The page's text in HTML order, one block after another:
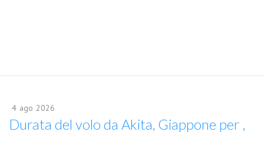
4 ago 2026
Durata del volo da Akita, Giappone per ,